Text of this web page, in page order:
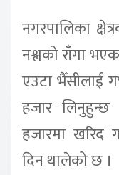
नगरपालिका
नश्लको राँगा
एउटा भैँसीलाई
हजार
हजारमा खरिद
दिन थालेको छ ।